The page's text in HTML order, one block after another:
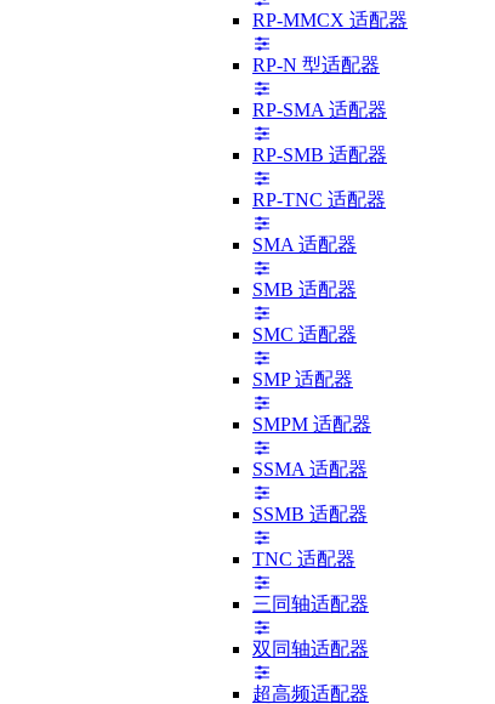
RP-MMCX 适配器
RP-N 型适配器
RP-SMA 适配器
RP-SMB 适配器
RP-TNC 适配器
SMA 适配器
SMB 适配器
SMC 适配器
SMP 适配器
SMPM 适配器
SSMA 适配器
SSMB 适配器
TNC 适配器
三同轴适配器
双同轴适配器
超高频适配器